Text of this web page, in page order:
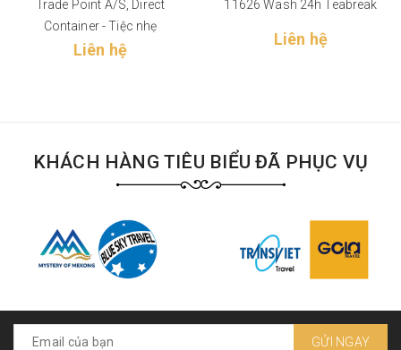
Trade Point A/S, Direct
Container - Tiệc nhẹ
Liên hệ
11626 Wash 24h Teabreak
Liên hệ
KHÁCH HÀNG TIÊU BIỂU ĐÃ PHỤC VỤ
GỬI NGAY